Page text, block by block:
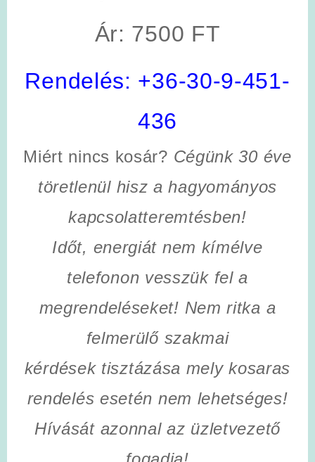
Ár: 7500 FT
Rendelés: +36-30-9-451-
436
Miért nincs kosár? Cégünk 30 éve
töretlenül hisz a hagyományos
kapcsolatteremtésben!
Időt, energiát nem kímélve
telefonon vesszük fel a
megrendeléseket! Nem ritka a
felmerülő szakmai
kérdések tisztázása mely kosaras
rendelés esetén nem lehetséges!
Hívását azonnal az üzletvezető